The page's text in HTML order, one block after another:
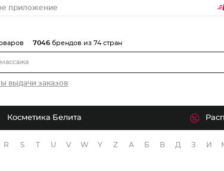
приложение
выдачи заказов
7046 брендов из 74 стран
Косметика Белита
R S T U V W Y Z А Б В Д З И